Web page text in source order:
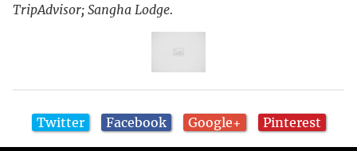
TripAdvisor; Sangha Lodge.
Twitter Facebook Google+ Pinterest